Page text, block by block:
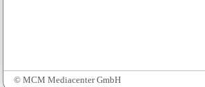
© MCM Mediacenter GmbH